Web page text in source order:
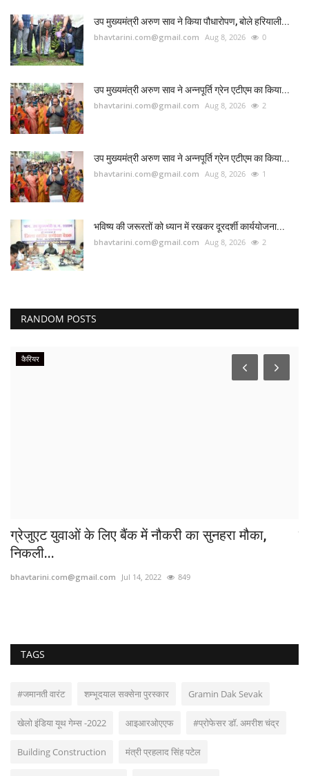
उप मुख्यमंत्री अरुण साव ने किया पौधारोपण, बोले हरियाली...
bhavtarini.com@gmail.com Aug 8, 2026 0
उप मुख्यमंत्री अरुण साव ने अन्नपूर्ति ग्रेन एटीएम का किया...
bhavtarini.com@gmail.com Aug 8, 2026 2
उप मुख्यमंत्री अरुण साव ने अन्नपूर्ति ग्रेन एटीएम का किया...
bhavtarini.com@gmail.com Aug 8, 2026 1
भविष्य की जरूरतों को ध्यान में रखकर दूरदर्शी कार्ययोजना...
bhavtarini.com@gmail.com Aug 8, 2026 2
RANDOM POSTS
कैरियर
ग्रेजुएट युवाओं के लिए बैंक में नौकरी का सुनहरा मौका,
निकली...
bhavtarini.com@gmail.com Jul 14, 2022 849
TAGS
#जमानती वारंट शम्भूदयाल सक्सेना पुरस्कार Gramin Dak Sevak
खेलो इंडिया यूथ गेम्स -2022 आइआरओएएफ #प्रोफेसर डॉ. अमरीश चंद्र
Building Construction मंत्री प्रहलाद सिंह पटेल